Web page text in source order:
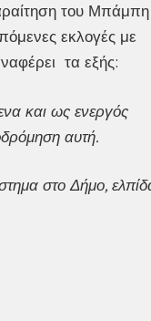
του Μπάμπη
εκλογές με
τα εξής:
και ως ενεργός
αυτή.
στο Δήμο,